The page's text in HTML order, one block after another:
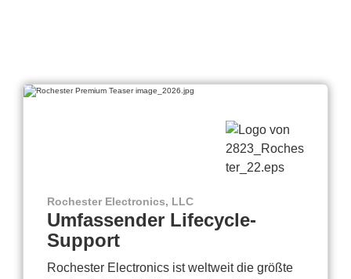
Rochester Electronics, LLC
Umfassender Lifecycle-
Support
Rochester Electronics ist weltweit die größte